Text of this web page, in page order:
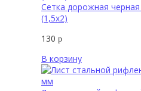
Сетка дорожная
(1,5х2)
130 р
В корзину